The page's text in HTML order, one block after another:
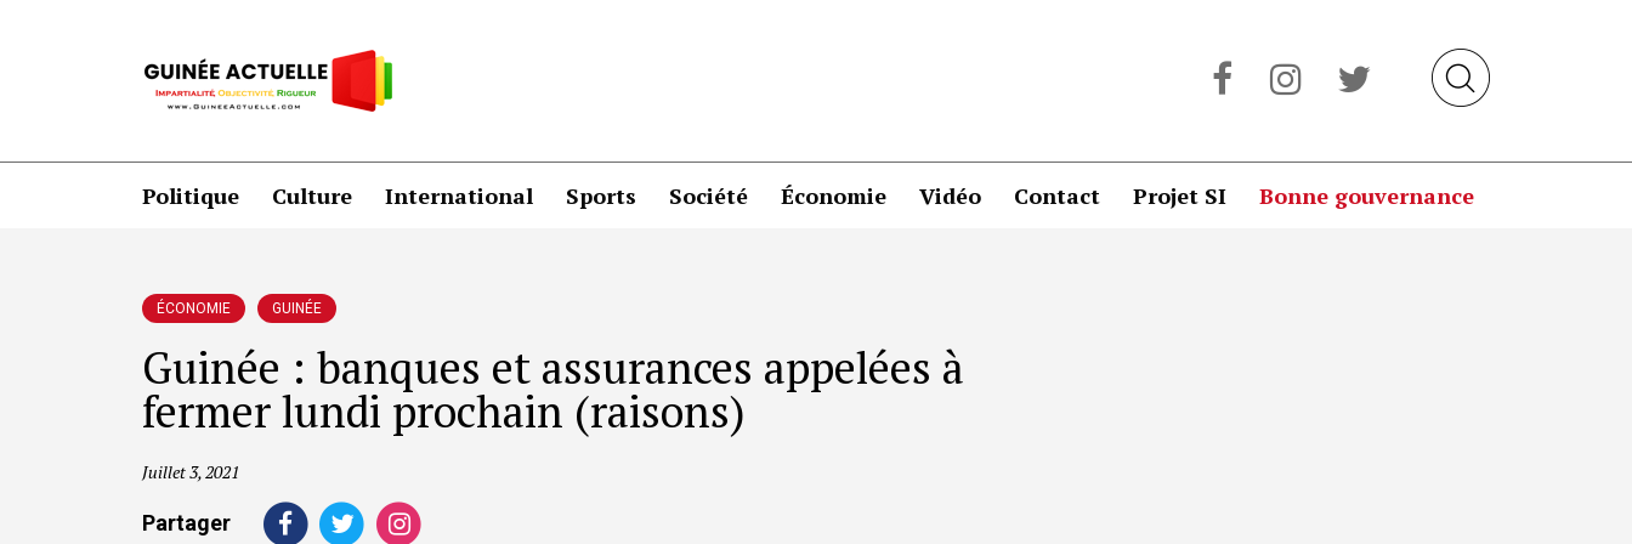
Politique Culture International Sports Société Économie Vidéo Contact Projet SI Bonne gouvernance
ÉCONOMIE GUINÉE
Guinée : banques et assurances appelées à
fermer lundi prochain (raisons)
Juillet 3, 2021
Partager